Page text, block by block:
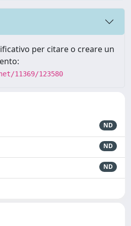
per citare o creare un
11369/123580
ND
ND
ND